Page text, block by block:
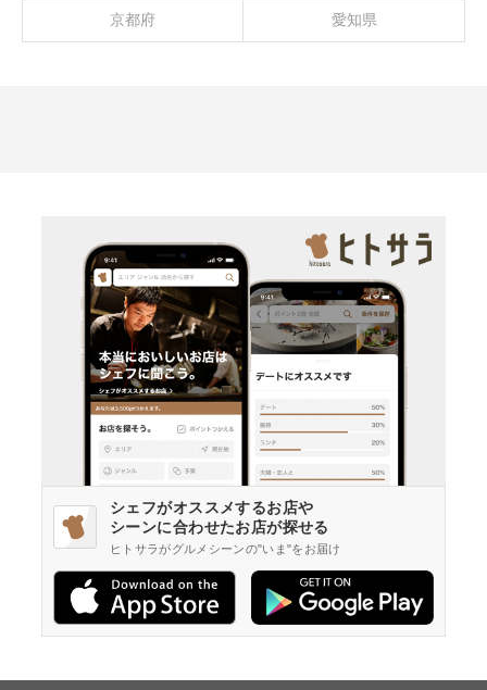
京都府 愛知県
シェフがオススメするお店や
シーンに合わせたお店が探せる
ヒトサラがグルメシーンの"いま"をお届け